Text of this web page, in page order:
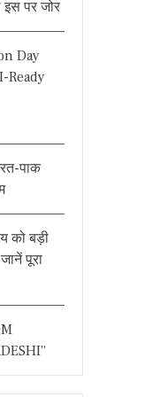
इस पर जोर
Day
Ready
पाक
को बड़ी
पूरा